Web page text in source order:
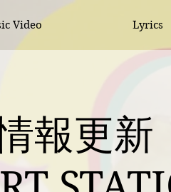
Video Lyrics
報更新